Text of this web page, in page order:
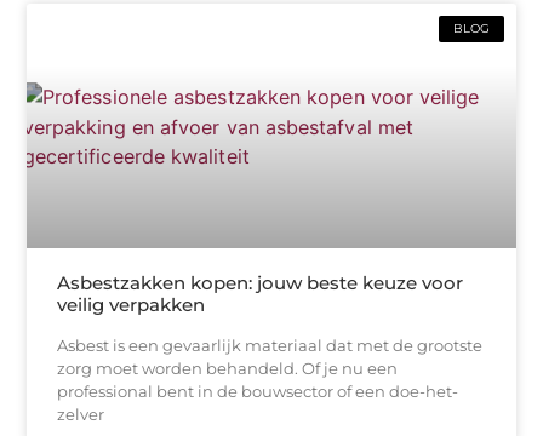
BLOG
Asbestzakken kopen: jouw beste keuze voor
veilig verpakken
Asbest is een gevaarlijk materiaal dat met de grootste
zorg moet worden behandeld. Of je nu een
professional bent in de bouwsector of een doe-het-
zelver